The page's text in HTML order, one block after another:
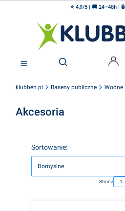
⭐ 4,9/5 | 🚚 24–48h |
Otwórz wyszukiwarkę
klubben.pl Baseny publiczne Wodne
Akcesoria
Lista produktów
Sortowanie:
Domyślne
Strona